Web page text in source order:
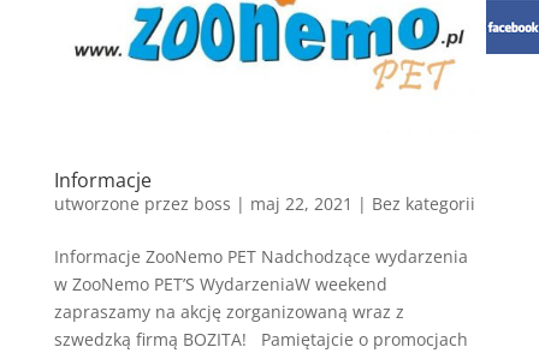
Informacje
utworzone przez boss | maj 22, 2021 | Bez kategorii
Informacje ZooNemo PET Nadchodzące wydarzenia
w ZooNemo PET’S WydarzeniaW weekend
zapraszamy na akcję zorganizowaną wraz z
szwedzką firmą BOZITA! Pamiętajcie o promocjach